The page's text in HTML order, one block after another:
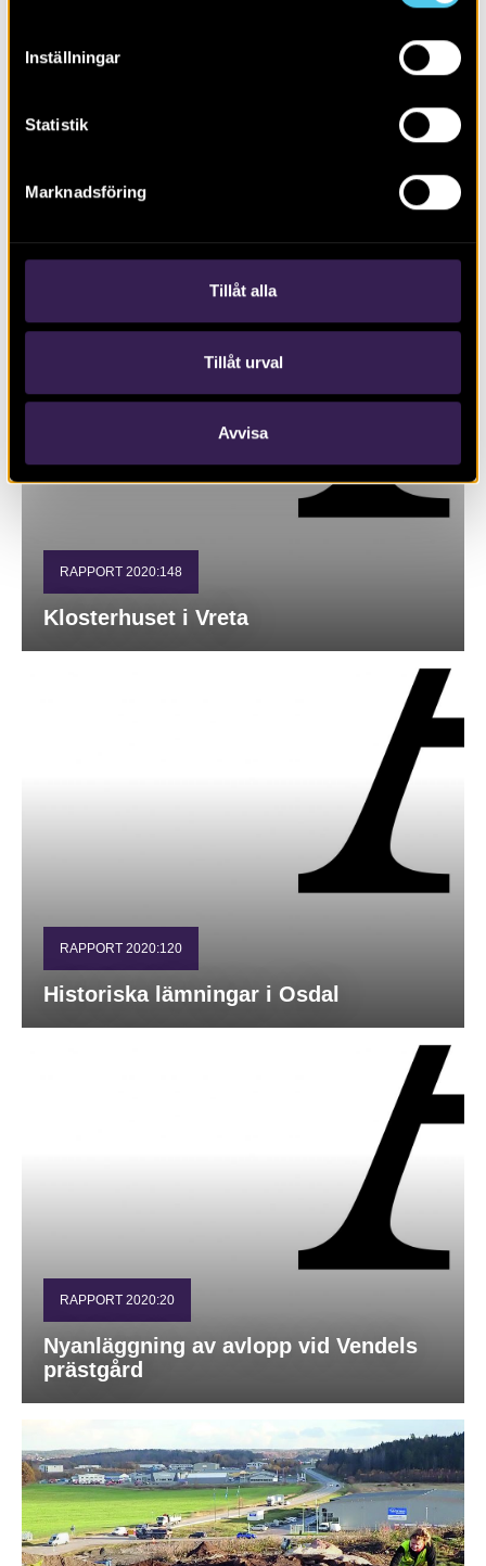
Inställningar
Statistik
Marknadsföring
Tillåt alla
Tillåt urval
Avvisa
Krokeks kyrka, Kolmården
RAPPORT 2020:148
Klosterhuset i Vreta
RAPPORT 2020:120
Historiska lämningar i Osdal
RAPPORT 2020:20
Nyanläggning av avlopp vid Vendels
prästgård